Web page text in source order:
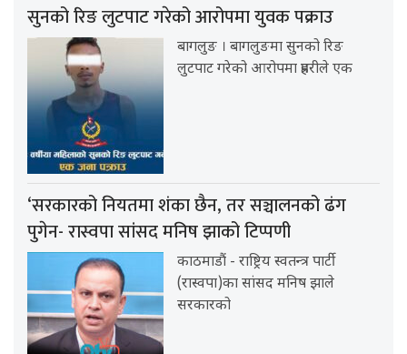
सुनको रिङ लुटपाट गरेको आरोपमा युवक पक्राउ
बागलुङ । बागलुङमा सुनको रिङ
लुटपाट गरेको आरोपमा प्रहरीले एक
‘सरकारको नियतमा शंका छैन, तर सञ्चालनको ढंग
पुगेन- रास्वपा सांसद मनिष झाको टिप्पणी
काठमाडौं - राष्ट्रिय स्वतन्त्र पार्टी
(रास्वपा)का सांसद मनिष झाले
सरकारको